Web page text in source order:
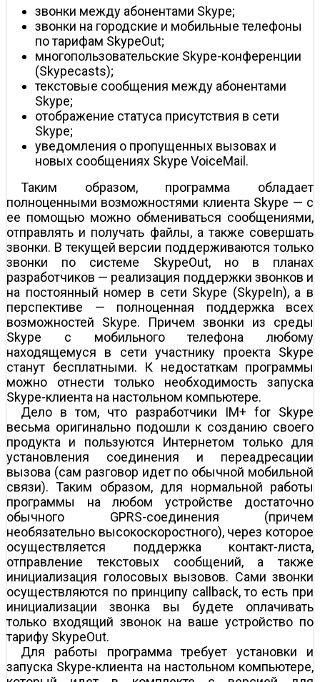
звонки между абонентами Skype;
звонки на городские и мобильные телефоны
по тарифам SkypeOut;
многопользовательские Skype-конференции
(Skypecasts);
текстовые сообщения между абонентами
Skype;
отображение статуса присутствия в сети
Skype;
уведомления о пропущенных вызовах и
новых сообщениях Skype VoiceMail.
Таким образом, программа обладает
полноценными возможностями клиента Skype — с
ее помощью можно обмениваться сообщениями,
отправлять и получать файлы, а также совершать
звонки. В текущей версии поддерживаются только
звонки по системе SkypeOut, но в планах
разработчиков — реализация поддержки звонков и
на постоянный номер в сети Skype (SkypeIn), а в
перспективе — полноценная поддержка всех
возможностей Skype. Причем звонки из среды
Skype с мобильного телефона любому
находящемуся в сети участнику проекта Skype
станут бесплатными. К недостаткам программы
можно отнести только необходимость запуска
Skype-клиента на настольном компьютере.
Дело в том, что разработчики IM+ for Skype
весьма оригинально подошли к созданию своего
продукта и пользуются Интернетом только для
установления соединения и переадресации
вызова (сам разговор идет по обычной мобильной
связи). Таким образом, для нормальной работы
программы на любом устройстве достаточно
обычного GPRS-соединения (причем
необязательно высокоскоростного), через которое
осуществляется поддержка контакт-листа,
отправление текстовых сообщений, а также
инициализация голосовых вызовов. Сами звонки
осуществляются по принципу callback, то есть при
инициализации звонка вы будете оплачивать
только входящий звонок на ваше устройство по
тарифу SkypeOut.
Для работы программа требует установки и
запуска Skype-клиента на настольном компьютере,